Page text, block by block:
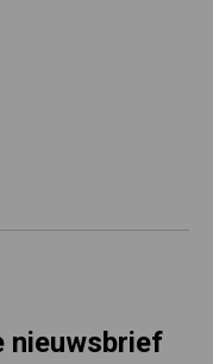
nieuwsbrief